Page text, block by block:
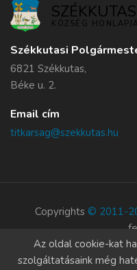
SZÉKKUTAS
KÖZSÉG HONLAPJA
Székkutasi
6821 Székkutas,
Béke u. 2.
Email cím
titkarsag@szekkutas.hu
Copyrights © 2011-
Az oldal cookie-kat
szolgáltatásaink még